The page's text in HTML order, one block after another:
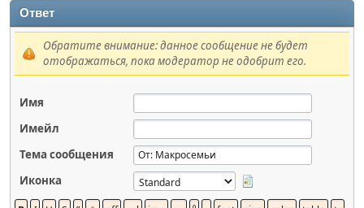
Ответ
Обратите внимание: данное сообщение не будет
отображаться, пока модератор не одобрит его.
Имя
Имейл
Тема сообщения
Иконка